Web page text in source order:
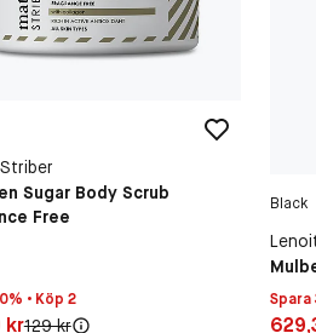
Sugar Body Scrub
Free
• Köp 2
kr
krOriginal pris:
129 kr
Black
Spara
Pris: